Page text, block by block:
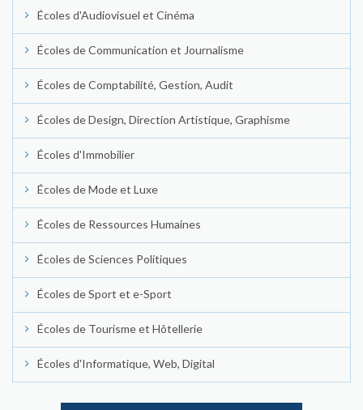
Écoles d'Audiovisuel et Cinéma
Écoles de Communication et Journalisme
Écoles de Comptabilité, Gestion, Audit
Écoles de Design, Direction Artistique, Graphisme
Écoles d'Immobilier
Écoles de Mode et Luxe
Écoles de Ressources Humaines
Écoles de Sciences Politiques
Écoles de Sport et e-Sport
Écoles de Tourisme et Hôtellerie
Écoles d'Informatique, Web, Digital